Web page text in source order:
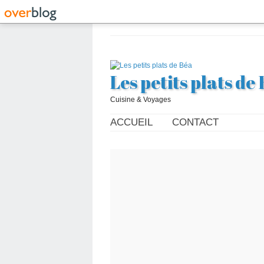
Les petits plats de
Cuisine & Voyages
ACCUEIL CONTACT